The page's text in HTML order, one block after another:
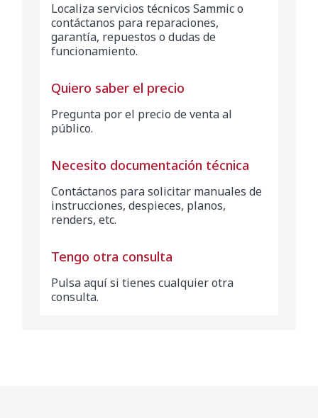
Localiza servicios técnicos Sammic o
contáctanos para reparaciones,
garantía, repuestos o dudas de
funcionamiento.
Quiero saber el precio
Pregunta por el precio de venta al
público.
Necesito documentación técnica
Contáctanos para solicitar manuales de
instrucciones, despieces, planos,
renders, etc.
Tengo otra consulta
Pulsa aquí si tienes cualquier otra
consulta.